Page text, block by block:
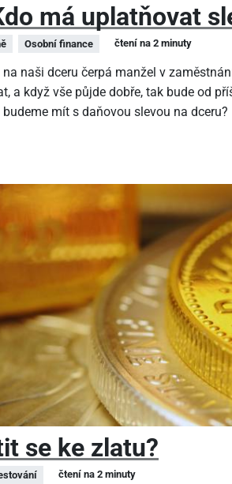
má uplatňovat
Osobní finance čtení na 2 minuty
naši dceru čerpá manžel v
a když vše půjde dobře, tak bude od
mít s daňovou slevou na dceru?
se ke zlatu?
čtení na 2 minuty